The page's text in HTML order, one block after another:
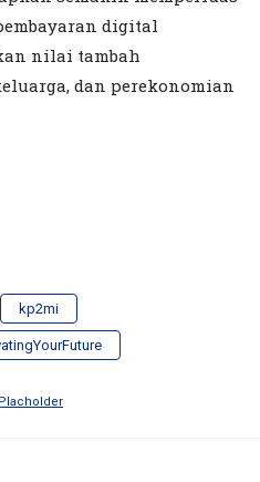
digital
nilai tambah
dan perekonomian
kp2mi